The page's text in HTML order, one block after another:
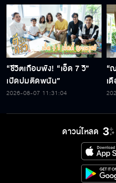
“ชีวิตเกือบพัง! “เอ็ด 7 วิ”
เปิดปมติดพนัน”
2026-08-07 11:31:04
“
เ
ก
ดาวน์โหลด